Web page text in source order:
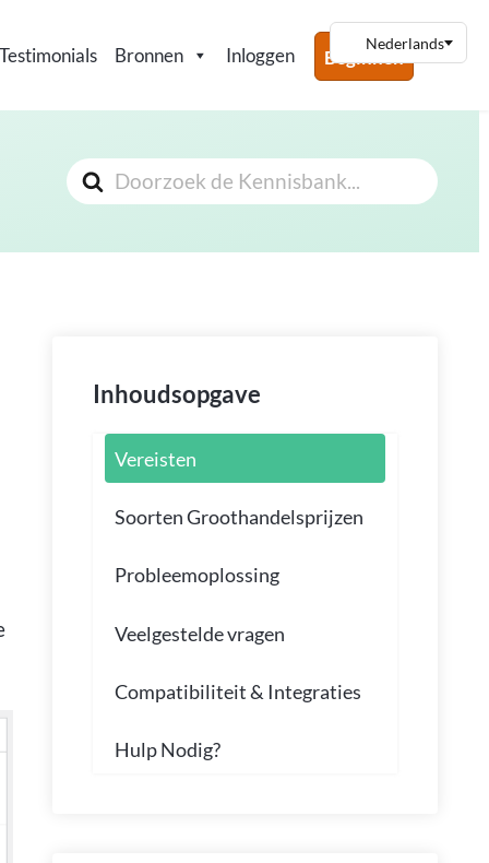
Testimonials Bronnen Inloggen Beginnen
Zoeken
Naar
Inhoudsopgave
Vereisten
Soorten Groothandelsprijzen
Probleemoplossing
Veelgestelde vragen
Compatibiliteit & Integraties
Hulp Nodig?